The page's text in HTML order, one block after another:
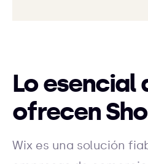
Lo esencial
ofrecen
Wix es una solución